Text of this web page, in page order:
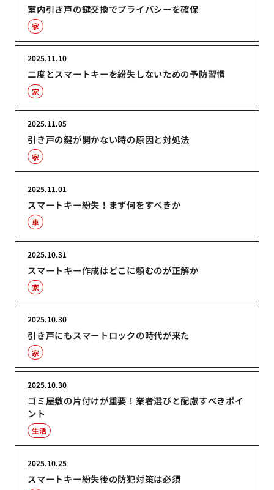
室内引き戸の鍵交換でプライバシーを確保
家
二度とスマートキーを紛失しないための予防習慣
2025.11.10
家
引き戸の鍵が開かない時の原因と対処法
2025.11.05
家
スマートキー紛失！まず何をすべきか
2025.11.01
車
スマートキー作成はどこに頼むのが正解か
2025.10.31
家
引き戸にもスマートロックの時代が来た
2025.10.30
家
ゴミ屋敷の片付けが重要！業者選びと配慮すべきポイ
ント
2025.10.30
生活
スマートキー紛失後の防犯対策は必須
2025.10.25